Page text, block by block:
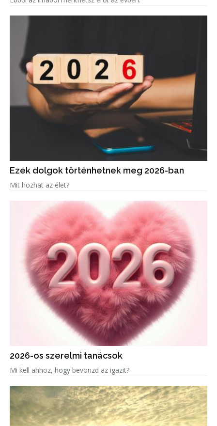
Ezek dolgok történhetnek meg 2026-ban
Mit hozhat az élet?
2026-os szerelmi tanácsok
Mi kell ahhoz, hogy bevonzd az igazit?